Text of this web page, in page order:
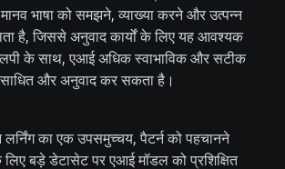
भाषा को समझने, व्याख्या करने और उत्पन्न
है, जिससे अनुवाद कार्यों के लिए यह आवश्यक
के साथ, एआई अधिक स्वाभाविक और सटीक
और अनुवाद कर सकता है।
लर्निंग का एक उपसमुच्चय, पैटर्न को पहचानने
बड़े डेटासेट पर एआई मॉडल को प्रशिक्षित